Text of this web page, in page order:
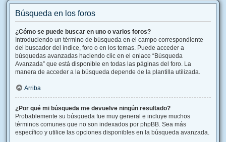
Búsqueda en los foros
¿Cómo se puede buscar en uno o varios foros?
Introduciendo un término de búsqueda en el campo correspondiente
del buscador del índice, foro o en los temas. Puede acceder a
búsquedas avanzadas haciendo clic en el enlace “Búsqueda
Avanzada” que está disponible en todas las páginas del foro. La
manera de acceder a la búsqueda depende de la plantilla utilizada.
Arriba
¿Por qué mi búsqueda me devuelve ningún resultado?
Probablemente su búsqueda fue muy general e incluye muchos
términos comunes que no son indexados por phpBB. Sea más
específico y utilice las opciones disponibles en la búsqueda avanzada.